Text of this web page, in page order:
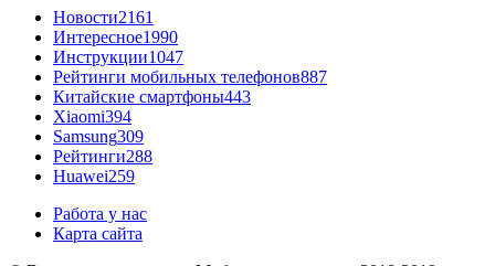
Новости2161
Интересное1990
Инструкции1047
Рейтинги мобильных телефонов887
Китайские смартфоны443
Xiaomi394
Samsung309
Рейтинги288
Huawei259
Работа у нас
Карта сайта